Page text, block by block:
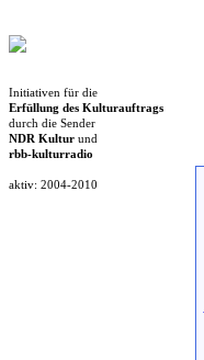
Initiativen für die
Erfüllung des Kulturauftrags
durch die Sender
NDR Kultur und
rbb-kulturradio
aktiv: 2004-2010